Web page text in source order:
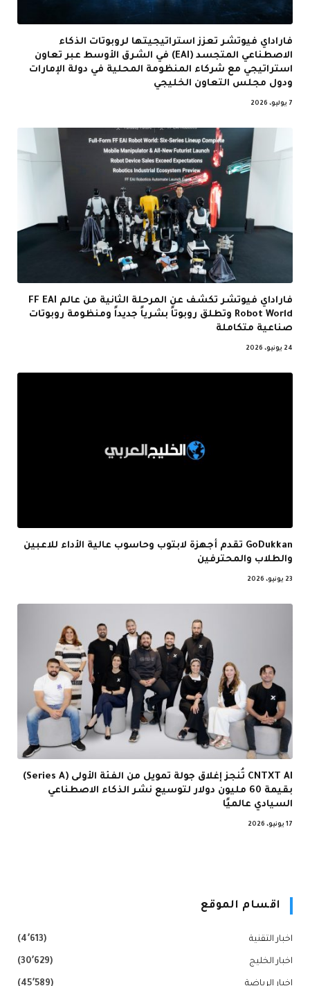
فاراداي فيوتشر تعزز استراتيجيتها لروبوتات الذكاء
الاصطناعي المتجسد (EAI) في الشرق الأوسط عبر تعاون
استراتيجي مع شركاء المنظومة المحلية في دولة الإمارات
ودول مجلس التعاون الخليجي
7 يوليو، 2026
فاراداي فيوتشر تكشف عن المرحلة الثانية من عالم FF EAI
Robot World وتطلق روبوتاً بشرياً جديداً ومنظومة روبوتات
صناعية متكاملة
24 يونيو، 2026
GoDukkan تقدم أجهزة لابتوب وحاسوب عالية الأداء للاعبين
والطلاب والمحترفين
23 يونيو، 2026
CNTXT AI تُنجز إغلاق جولة تمويل من الفئة الأولى (Series A)
بقيمة 60 مليون دولار لتوسيع نشر الذكاء الاصطناعي
السيادي عالميًا
17 يونيو، 2026
اقسام الموقع
اخبار التقنية (4٬613)
اخبار الخليج (30٬629)
اخبار الرياضة (45٬589)